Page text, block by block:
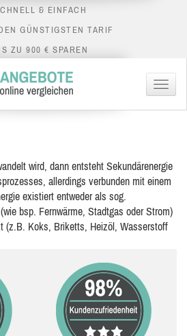
& EINFACH
GÜNSTIGSTEN TARIF
ZU 900 € SPAREN
Menü
wird, dann entsteht Sekundärenergie
allerdings verbunden mit einem
existiert entweder als sog.
bsp. Fernwärme, Stadtgas oder Strom)
(z.B. Koks, Briketts, Heizöl, Wasserstoff